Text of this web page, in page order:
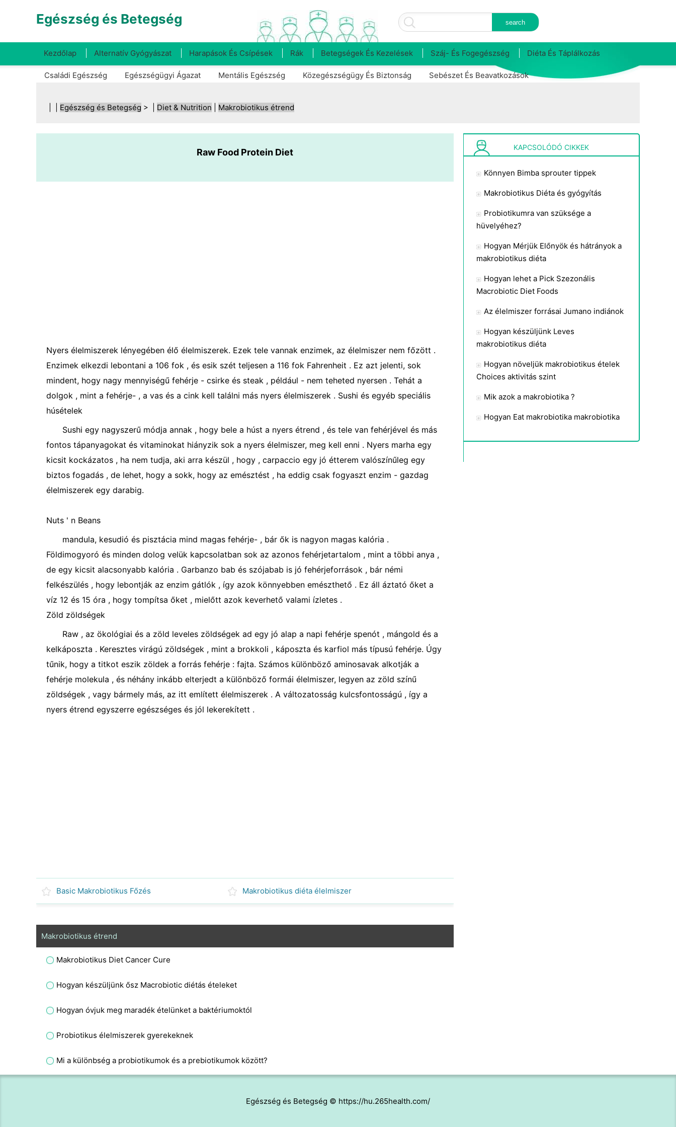
Egészség és Betegség
Kezdőlap Alternatív Gyógyászat Harapások És Csípések Rák Betegségek És Kezelések Száj- És Fogegészség Diéta És Táplálkozás
Családi Egészség Egészségügyi Ágazat Mentális Egészség Közegészségügy És Biztonság Sebészet És Beavatkozások
Egészség és Betegség > | Diet & Nutrition Makrobiotikus étrend
Raw Food Protein Diet
Nyers élelmiszerek lényegében élő élelmiszerek. Ezek tele vannak enzimek, az élelmiszer nem főzött .
Enzimek elkezdi lebontani a 106 fok , és esik szét teljesen a 116 fok Fahrenheit . Ez azt jelenti, sok
mindent, hogy nagy mennyiségű fehérje - csirke és steak , például - nem teheted nyersen . Tehát a
dolgok , mint a fehérje- , a vas és a cink kell találni más nyers élelmiszerek . Sushi és egyéb speciális
húsételek
Sushi egy nagyszerű módja annak , hogy bele a húst a nyers étrend , és tele van fehérjével és más
fontos tápanyagokat és vitaminokat hiányzik sok a nyers élelmiszer, meg kell enni . Nyers marha egy
kicsit kockázatos , ha nem tudja, aki arra készül , hogy , carpaccio egy jó étterem valószínűleg egy
biztos fogadás , de lehet, hogy a sokk, hogy az emésztést , ha eddig csak fogyaszt enzim - gazdag
élelmiszerek egy darabig.
Nuts ' n Beans
mandula, kesudió és pisztácia mind magas fehérje- , bár ők is nagyon magas kalória .
Földimogyoró és minden dolog velük kapcsolatban sok az azonos fehérjetartalom , mint a többi anya ,
de egy kicsit alacsonyabb kalória . Garbanzo bab és szójabab is jó fehérjeforrások , bár némi
felkészülés , hogy lebontják az enzim gátlók , így azok könnyebben emészthető . Ez áll áztató őket a
víz 12 és 15 óra , hogy tompítsa őket , mielőtt azok keverhető valami ízletes .
Zöld zöldségek
Raw , az ökológiai és a zöld leveles zöldségek ad egy jó alap a napi fehérje spenót , mángold és a
kelkáposzta . Keresztes virágú zöldségek , mint a brokkoli , káposzta és karfiol más típusú fehérje. Úgy
tűnik, hogy a titkot eszik zöldek a forrás fehérje : fajta. Számos különböző aminosavak alkotják a
fehérje molekula , és néhány inkább elterjedt a különböző formái élelmiszer, legyen az zöld színű
zöldségek , vagy bármely más, az itt említett élelmiszerek . A változatosság kulcsfontosságú , így a
nyers étrend egyszerre egészséges és jól lekerekített .
Basic Makrobiotikus Főzés Makrobiotikus diéta élelmiszer
Makrobiotikus étrend
Makrobiotikus Diet Cancer Cure
Hogyan készüljünk ősz Macrobiotic diétás ételeket
Hogyan óvjuk meg maradék ételünket a baktériumoktól
Probiotikus élelmiszerek gyerekeknek
Mi a különbség a probiotikumok és a prebiotikumok között?
KAPCSOLÓDÓ CIKKEK
Könnyen Bimba sprouter tippek
Makrobiotikus Diéta és gyógyítás
Probiotikumra van szüksége a
hüvelyéhez?
Hogyan Mérjük Előnyök és hátrányok a
makrobiotikus diéta
Hogyan lehet a Pick Szezonális
Macrobiotic Diet Foods
Az élelmiszer forrásai Jumano indiánok
Hogyan készüljünk Leves
makrobiotikus diéta
Hogyan növeljük makrobiotikus ételek
Choices aktivitás szint
Mik azok a makrobiotika ?
Hogyan Eat makrobiotika makrobiotika
Egészség és Betegség © https://hu.265health.com/